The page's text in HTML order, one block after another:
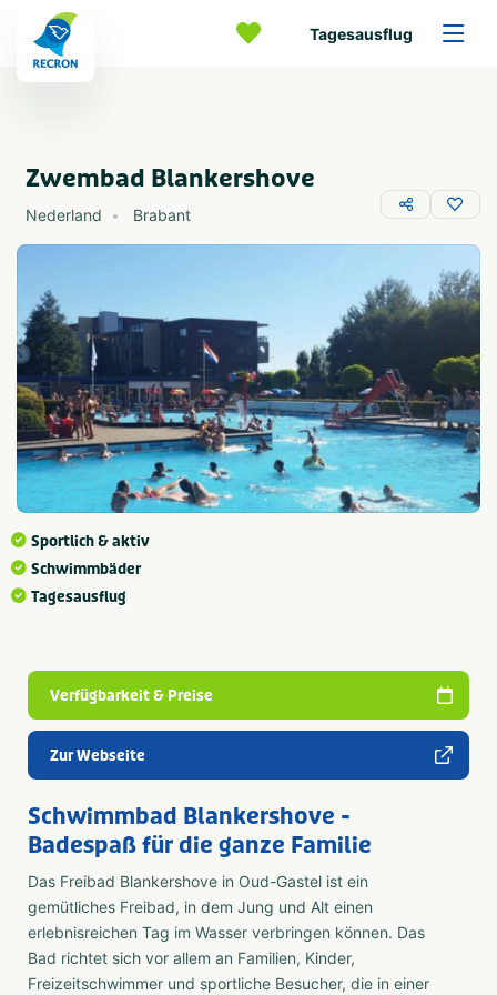
Tagesausflug
Zwembad Blankershove
Nederland Brabant
Sportlich & aktiv
Schwimmbäder
Tagesausflug
Verfügbarkeit & Preise
Zur Webseite
Schwimmbad Blankershove -
Badespaß für die ganze Familie
Das Freibad Blankershove in Oud-Gastel ist ein
gemütliches Freibad, in dem Jung und Alt einen
erlebnisreichen Tag im Wasser verbringen können. Das
Bad richtet sich vor allem an Familien, Kinder,
Freizeitschwimmer und sportliche Besucher, die in einer